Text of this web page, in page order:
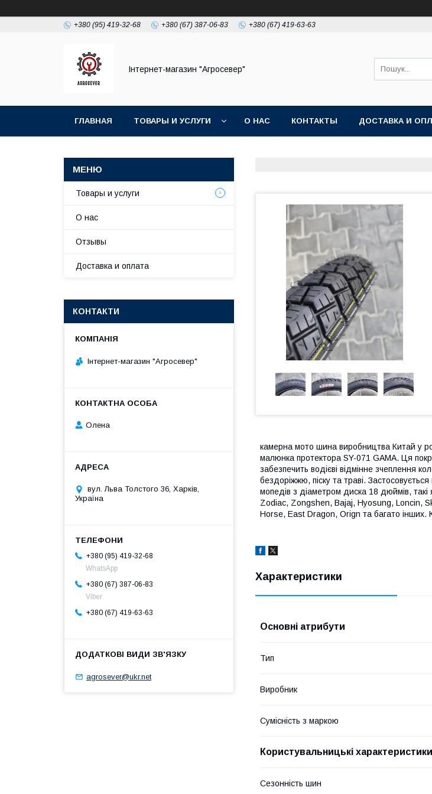
+380 (95) 419-32-68 +380 (67) 387-06-83 +380 (67) 419-63-63
Інтернет-магазин "Агросевер"
ГЛАВНАЯ ТОВАРЫ И УСЛУГИ О НАС КОНТАКТЫ ДОСТАВКА И
камерна мото шина виробництва Китай у
малюнка протектора SY-071 GAMA. Ця
забезпечить водієві відмінне зчеплення
бездоріжжю, піску та траві. Застосовується
мопедів з діаметром диска 18 дюймів,
Zodiac, Zongshen, Bajaj, Hyosung, Loncin,
Horse, East Dragon, Orign та багато інших.
Характеристики
Основні атрибути
Тип
Виробник
Сумісність з маркою
Користувальницькі характеристики
Сезонність шин
Товары и услуги
О нас
Отзывы
Доставка и оплата
КОНТАКТИ
Інтернет-магазин "Агросевер"
Олена
вул. Льва Толстого 36, Харків,
Україна
+380 (95) 419-32-68
WhatsApp
+380 (67) 387-06-83
Viber
+380 (67) 419-63-63
agrosever@ukr.net